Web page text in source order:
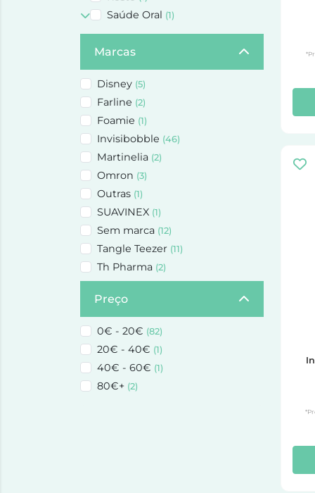
Saúde Oral (1)
Marcas
Disney (5)
Farline (2)
Foamie (1)
Invisibobble (46)
Martinelia (2)
Omron (3)
Outras (1)
SUAVINEX (1)
Sem marca (12)
Tangle Teezer (11)
Th Pharma (2)
Preço
0€ - 20€ (82)
20€ - 40€ (1)
40€ - 60€ (1)
80€+ (2)